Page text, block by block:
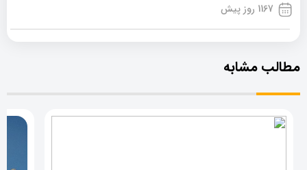
1167 روز پیش
مطالب مشابه